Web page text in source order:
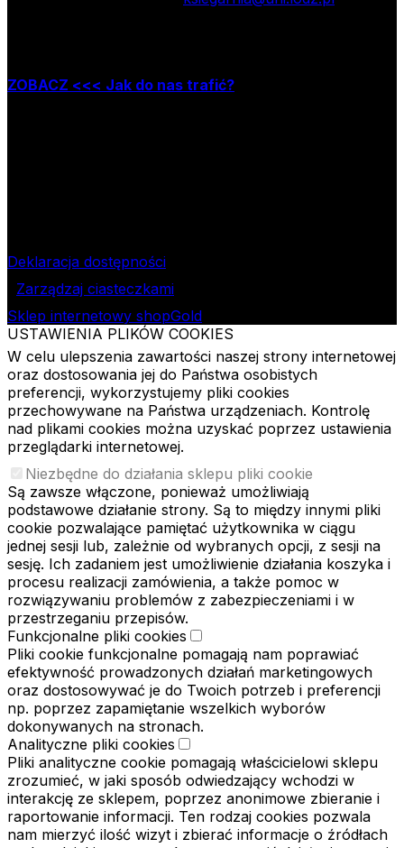
ZOBACZ <<< Jak do nas trafić?
Deklaracja dostępności
Zarządzaj ciasteczkami
Sklep internetowy shopGold
USTAWIENIA PLIKÓW COOKIES
W celu ulepszenia zawartości naszej strony internetowej
oraz dostosowania jej do Państwa osobistych
preferencji, wykorzystujemy pliki cookies
przechowywane na Państwa urządzeniach. Kontrolę
nad plikami cookies można uzyskać poprzez ustawienia
przeglądarki internetowej.
Niezbędne do działania sklepu pliki cookie
Są zawsze włączone, ponieważ umożliwiają
podstawowe działanie strony. Są to między innymi pliki
cookie pozwalające pamiętać użytkownika w ciągu
jednej sesji lub, zależnie od wybranych opcji, z sesji na
sesję. Ich zadaniem jest umożliwienie działania koszyka i
procesu realizacji zamówienia, a także pomoc w
rozwiązywaniu problemów z zabezpieczeniami i w
przestrzeganiu przepisów.
Funkcjonalne pliki cookies
Pliki cookie funkcjonalne pomagają nam poprawiać
efektywność prowadzonych działań marketingowych
oraz dostosowywać je do Twoich potrzeb i preferencji
np. poprzez zapamiętanie wszelkich wyborów
dokonywanych na stronach.
Analityczne pliki cookies
Pliki analityczne cookie pomagają właścicielowi sklepu
zrozumieć, w jaki sposób odwiedzający wchodzi w
interakcję ze sklepem, poprzez anonimowe zbieranie i
raportowanie informacji. Ten rodzaj cookies pozwala
nam mierzyć ilość wizyt i zbierać informacje o źródłach